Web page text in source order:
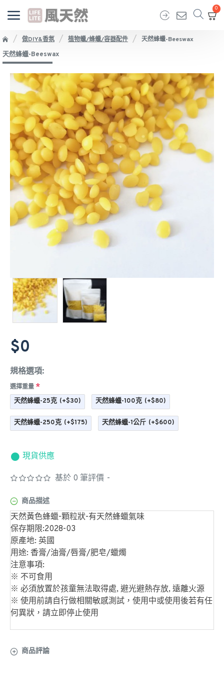
0
做DIY&香氛 植物蠟/蜂蠟/容器配件
天然蜂蠟-Beeswax
天然蜂蠟-Beeswax
現貨供應
基於 0 筆評價 -
$0
規格選項:
選擇重量
天然蜂蠟-25克 (+$30) 天然蜂蠟-100克 (+$80)
天然蜂蠟-250克 (+$175) 天然蜂蠟-1公斤 (+$600)
商品描述
天然黃色蜂蠟-顆粒狀-有天然蜂蠟氣味
保存期限:2028-03
原產地: 英國
用途: 香膏/油膏/唇膏/肥皂/蠟燭
注意事項:
※ 不可食用
※ 必須放置於孩童無法取得處, 避光避熱存放, 遠離火源
※ 使用前請自行做相關敏感測試， 使用中或使用後若有任
何異狀，請立即停止使用
商品評論